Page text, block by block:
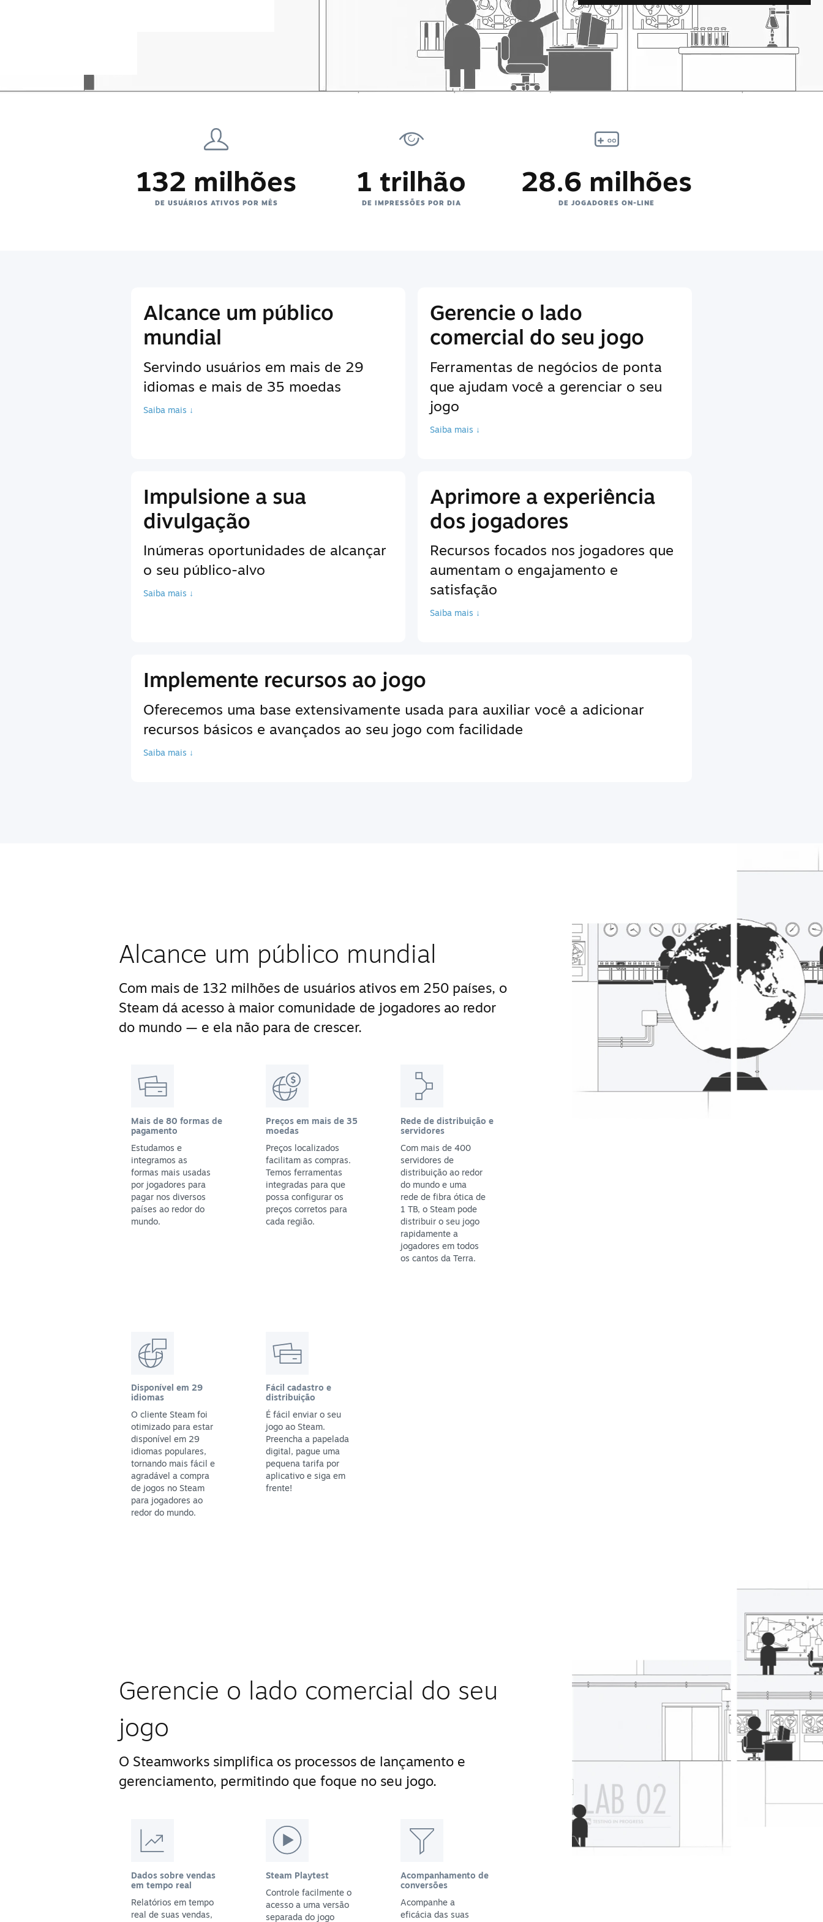
132 milhões
DE USUÁRIOS ATIVOS POR MÊS
1 trilhão
DE IMPRESSÕES POR DIA
28.6 milhões
DE JOGADORES ON-LINE
Alcance um público
mundial
Servindo usuários em mais de 29
idiomas e mais de 35 moedas
Saiba mais ↓
Gerencie o lado
comercial do seu jogo
Ferramentas de negócios de ponta
que ajudam você a gerenciar o seu
jogo
Saiba mais ↓
Impulsione a sua
divulgação
Inúmeras oportunidades de alcançar
o seu público-alvo
Saiba mais ↓
Aprimore a experiência
dos jogadores
Recursos focados nos jogadores que
aumentam o engajamento e
satisfação
Saiba mais ↓
Implemente recursos ao jogo
Oferecemos uma base extensivamente usada para auxiliar você a adicionar
recursos básicos e avançados ao seu jogo com facilidade
Saiba mais ↓
Alcance um público mundial
Com mais de 132 milhões de usuários ativos em 250 países, o
Steam dá acesso à maior comunidade de jogadores ao redor
do mundo — e ela não para de crescer.
Mais de 80 formas de
pagamento
Estudamos e
integramos as
formas mais usadas
por jogadores para
pagar nos diversos
países ao redor do
mundo.
Preços em mais de 35
moedas
Preços localizados
facilitam as compras.
Temos ferramentas
integradas para que
possa configurar os
preços corretos para
cada região.
Rede de distribuição e
servidores
Com mais de 400
servidores de
distribuição ao redor
do mundo e uma
rede de fibra ótica de
1 TB, o Steam pode
distribuir o seu jogo
rapidamente a
jogadores em todos
os cantos da Terra.
Disponível em 29
idiomas
O cliente Steam foi
otimizado para estar
disponível em 29
idiomas populares,
tornando mais fácil e
agradável a compra
de jogos no Steam
para jogadores ao
redor do mundo.
Fácil cadastro e
distribuição
É fácil enviar o seu
jogo ao Steam.
Preencha a papelada
digital, pague uma
pequena tarifa por
aplicativo e siga em
frente!
Gerencie o lado comercial do seu
jogo
O Steamworks simplifica os processos de lançamento e
gerenciamento, permitindo que foque no seu jogo.
Dados sobre vendas
em tempo real
Relatórios em tempo
real de suas vendas,
Steam Playtest
Controle facilmente o
acesso a uma versão
separada do jogo
Acompanhamento de
conversões
Acompanhe a
eficácia das suas